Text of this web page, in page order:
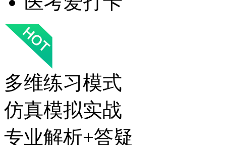
多维练习模式
仿真模拟实战
专业解析+答疑